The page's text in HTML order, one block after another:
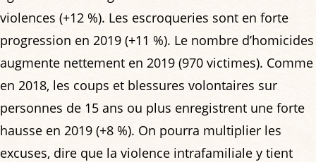
violences (+12 %). Les escroqueries sont en forte
progression en 2019 (+11 %). Le nombre d’homicides
augmente nettement en 2019 (970 victimes). Comme
en 2018, les coups et blessures volontaires sur
personnes de 15 ans ou plus enregistrent une forte
hausse en 2019 (+8 %). On pourra multiplier les
excuses, dire que la violence intrafamiliale y tient